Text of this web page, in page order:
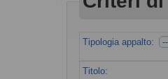
Tipologia appalto:
Titolo: